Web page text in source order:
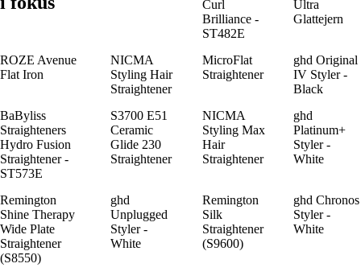
Curl
Brilliance -
ST482E
Ultra
Glattejern
ROZE Avenue
Flat Iron
NICMA
Styling Hair
Straightener
MicroFlat
Straightener
ghd Original
IV Styler -
Black
BaByliss
Straighteners
Hydro Fusion
Straightener -
ST573E
S3700 E51
Ceramic
Glide 230
Straightener
NICMA
Styling Max
Hair
Straightener
ghd
Platinum+
Styler -
White
Remington
Shine Therapy
Wide Plate
Straightener
(S8550)
ghd
Unplugged
Styler -
White
Remington
Silk
Straightener
(S9600)
ghd Chronos
Styler -
White